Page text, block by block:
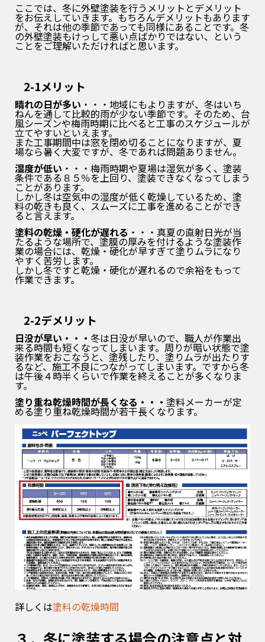
ここでは、冬に外壁塗装を行うメリットとデメリット
をお伝えしていきます。もちろんデメリットもあります
が、それは他の季節であっても同様にあることです。冬
の外壁塗装もけっして悪い点ばかりではない、という
ことをご理解いただければと思います。
2-1メリット
晴れの日が多い ・・・地域にもよりますが、冬はいち
ねんを通して比較的雨が少ない季節です。そのため、台
風シーズンや梅雨時期に比べると工事のスケジュールが
立てやすいといえます。
また工事期間中は窓を閉め切ることになりますが、夏
場なら暑く大変ですが、冬であれば問題ありません。
湿度が低い ・・・梅雨時期や夏場は湿気が多く、塗装
条件である８５％を上回り、塗装できなくなってしまう
ことがあります。
しかし冬は空気中の湿度が低く乾燥しているため、塗
料の乾きも良く、スムーズに工事を進めることができ
ると言えます。
塗料の乾燥・硬化が遅れる ・・・真夏の直射日光が当
たるような場所で、塗膜の厚みを付けるような塗装作
業の場合には、乾燥・硬化が早すぎて塗りムラになり
やすく苦労します。
しかし冬ですと乾燥・硬化が遅れるので余裕をもって
作業できます。
2-2デメリット
日没が早い・・・ 冬は日没が早いので、職人が作業出
来る時間も短くなってしまいます。周りが暗い状態で塗
装作業をおこなうと、塗残したり、塗りムラが出たりす
るなど、施工不良につながってしまいます。ですから冬
は午後４時半くらいで作業を終えることが多くなりま
す。
塗り重ね乾燥時間が長くなる・・・ 塗料メーカーが定
める塗り重ね乾燥時間が若干長くなります。
詳しくは塗料の乾燥時間